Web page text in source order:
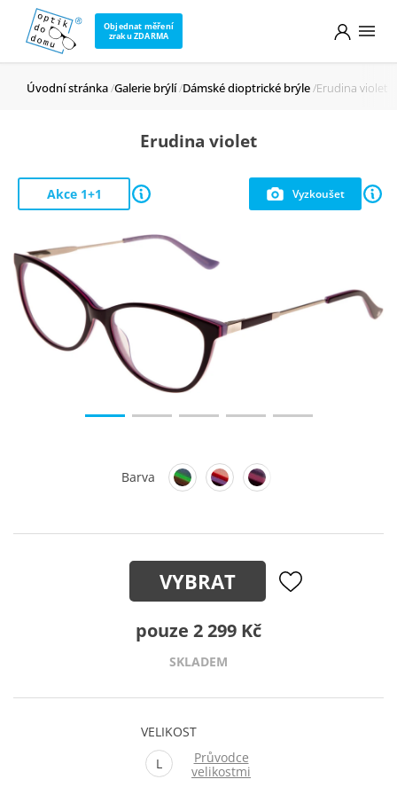
Objednat měření
zraku ZDARMA
Úvodní stránka Galerie brýlí Dámské dioptrické brýle Erudina violet
Erudina violet
Vyzkoušet
Akce 1+1
Barva
VYBRAT
pouze 2 299 Kč
SKLADEM
VELIKOST
L
Průvodce
velikostmi